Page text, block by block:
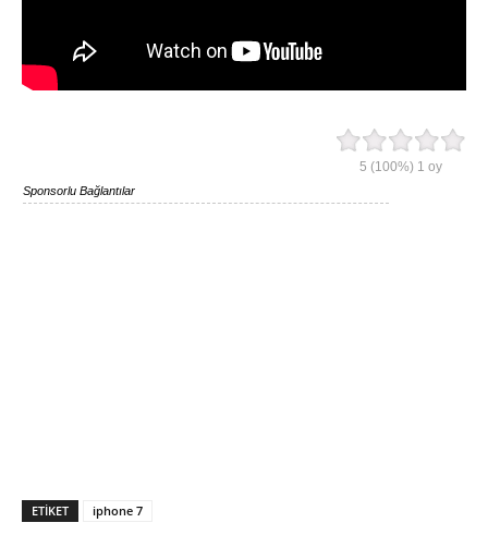
5 (100%) 1 oy
Sponsorlu Bağlantılar
ETIKET iphone 7